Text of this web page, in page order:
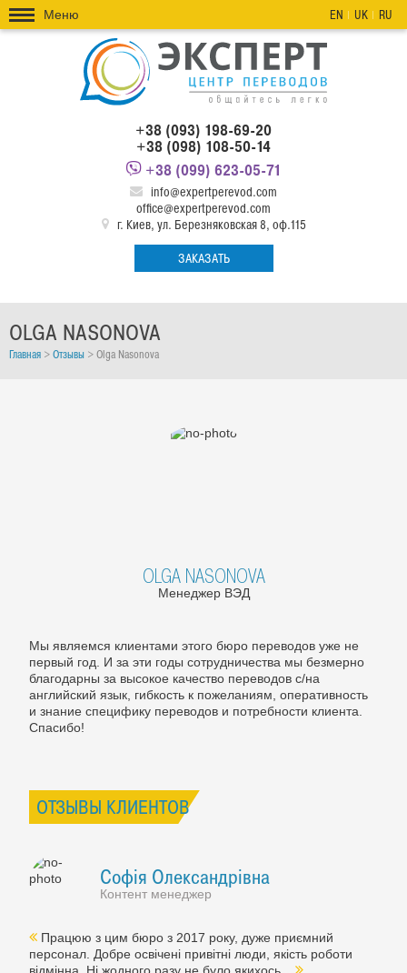
EN UK RU
+38 (093) 198-69-20
+38 (098) 108-50-14
+38 (099) 623-05-71
info@expertperevod.com
office@expertperevod.com
г. Киев, ул. Березняковская 8, оф.115
ЗАКАЗАТЬ
Меню
OLGA NASONOVA
Главная > Отзывы > Olga Nasonova
OLGA NASONOVA
Менеджер ВЭД
Мы являемся клиентами этого бюро переводов уже не
первый год. И за эти годы сотрудничества мы безмерно
благодарны за высокое качество переводов с/на
английский язык, гибкость к пожеланиям, оперативность
и знание специфику переводов и потребности клиента.
Спасибо!
ОТЗЫВЫ КЛИЕНТОВ
Софія Олександрівна
Контент менеджер
Працюю з цим бюро з 2017 року, дуже приємний
персонал. Добре освічені привітні люди, якість роботи